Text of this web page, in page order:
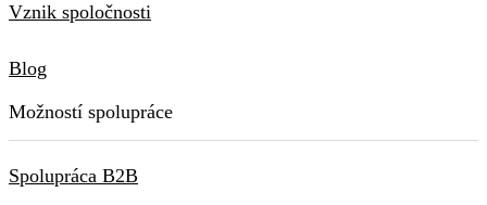
Vznik spoločnosti
Blog
Možností spolupráce
Spolupráca B2B